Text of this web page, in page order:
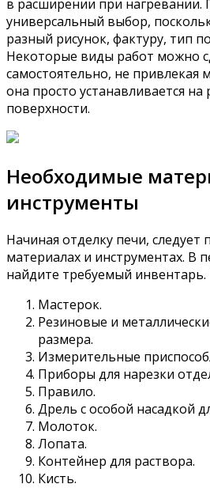
в расширении при нагревании.
универсальный выбор,
разный рисунок, фактуру, тип
Некоторые виды работ можно
самостоятельно, не привлекая
она просто устанавливается на
поверхности.
Необходимые
инструменты
Начиная отделку печи, следует
материалах и инструментах. В
найдите требуемый инвентарь.
Мастерок.
Резиновые и
размера.
Измерительные
Приборы для нарезки
Правило.
Дрель с особой насадкой
Молоток.
Лопата.
Контейнер для раствора.
Кисть.